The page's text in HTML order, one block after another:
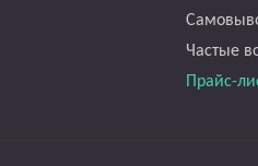
Частые
Прайс-